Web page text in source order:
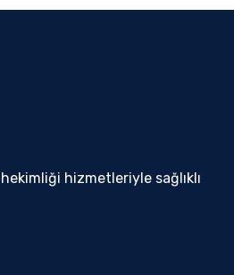
hizmetleriyle sağlıklı